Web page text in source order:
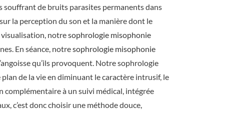
souffrant de bruits parasites permanents dans
la perception du son et la manière dont le
visualisation, notresophrologie misophonie
En séance, notresophrologie misophonie
qu’ils provoquent. Notre sophrologie
de la vie en diminuant le caractère intrusif, le
complémentaire à un suivi médical, intégrée
c’est donc choisir une méthode douce,